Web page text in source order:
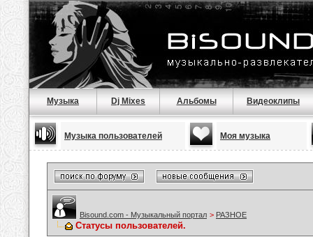
Музыка Dj Mixes Альбомы Видеоклипы
Музыка пользователей Моя музыка
Bisound.com - Музыкальный портал > РАЗНОЕ
Статусы пользователей.